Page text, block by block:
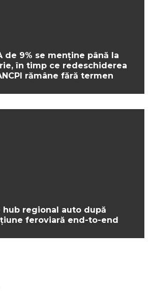
de 9% se menține până la
în timp ce redeschiderea
rămâne fără termen
regional auto după
feroviară end-to-end